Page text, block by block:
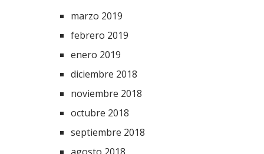
marzo 2019
febrero 2019
enero 2019
diciembre 2018
noviembre 2018
octubre 2018
septiembre 2018